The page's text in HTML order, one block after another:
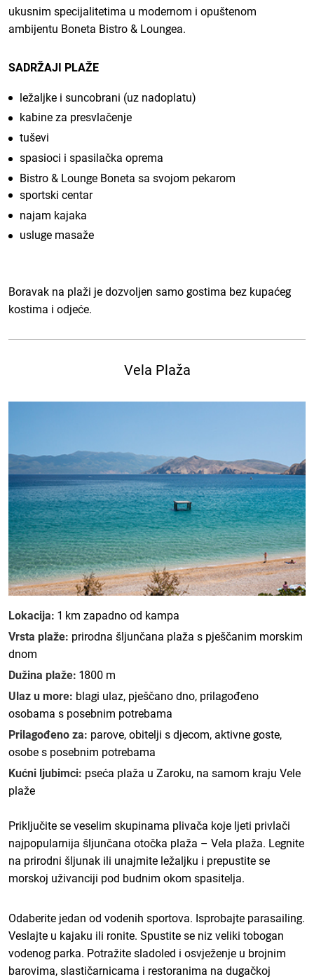
ukusnim specijalitetima u modernom i opuštenom
ambijentu Boneta Bistro & Loungea.
SADRŽAJI PLAŽE
ležaljke i suncobrani (uz nadoplatu)
kabine za presvlačenje
tuševi
spasioci i spasilačka oprema
Bistro & Lounge Boneta sa svojom pekarom
sportski centar
najam kajaka
usluge masaže
Boravak na plaži je dozvoljen samo gostima bez kupaćeg
kostima i odjeće.
Vela Plaža
Lokacija: 1 km zapadno od kampa
Vrsta plaže: prirodna šljunčana plaža s pješčanim morskim
dnom
Dužina plaže: 1800 m
Ulaz u more: blagi ulaz, pješčano dno, prilagođeno
osobama s posebnim potrebama
Prilagođeno za: parove, obitelji s djecom, aktivne goste,
osobe s posebnim potrebama
Kućni ljubimci: pseća plaža u Zaroku, na samom kraju Vele
plaže
Priključite se veselim skupinama plivača koje ljeti privlači
najpopularnija šljunčana otočka plaža – Vela plaža. Legnite
na prirodni šljunak ili unajmite ležaljku i prepustite se
morskoj uživanciji pod budnim okom spasitelja.
Odaberite jedan od vodenih sportova. Isprobajte parasailing.
Veslajte u kajaku ili ronite. Spustite se niz veliki tobogan
vodenog parka. Potražite sladoled i osvježenje u brojnim
barovima, slastičarnicama i restoranima na dugačkoj